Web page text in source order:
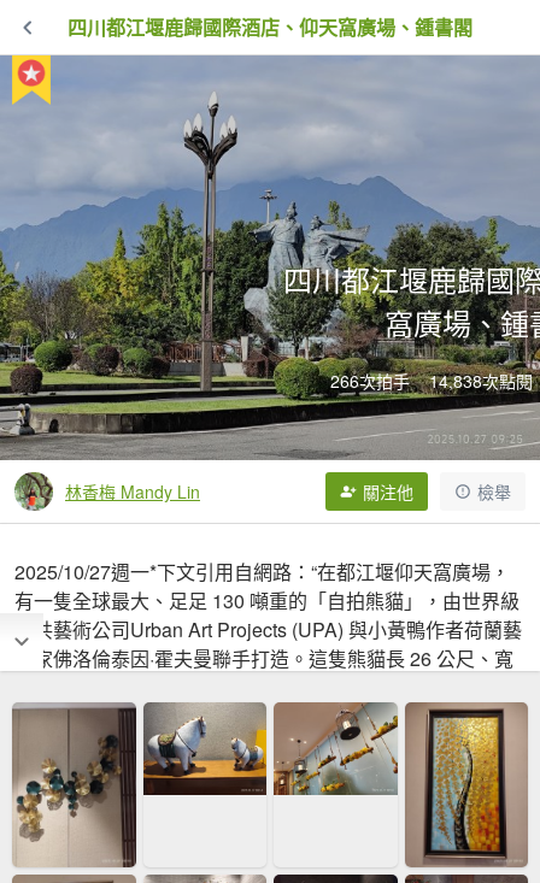
四川都江堰鹿歸國際酒店、仰天窩廣場、鍾書閣
四川都江堰鹿歸國
窩廣場、鍾
266次拍手 14,838次點閱
林香梅 Mandy Lin 關注他 檢舉
2025/10/27週一*下文引用自網路：“在都江堰仰天窩廣場，
有一隻全球最大、足足 130 噸重的「自拍熊貓」，由世界級
公共藝術公司Urban Art Projects (UPA) 與小黃鴨作者荷蘭藝
術家佛洛倫泰因·霍夫曼聯手打造。這隻熊貓長 26 公尺、寬
棒，呆萌又安逸，簡直是「成都生活態度」的最佳寫照。”😍
“由上海建築事務所「X+Living」操刀設計的「鍾書閣」都江
堰分店，雖然僅兩層樓高，但店內的鏡面天花板及黑色磁磚
地板，將空間的延展性呈現至極致；呈C字型的胡桃木色書
架，生動地環繞住這整個空間，巧妙引導人們前往一探究
竟。”